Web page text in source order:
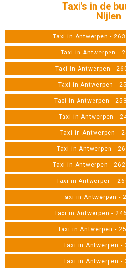
Taxi's in de
Nijlen
Taxi in Antwerpen -
Taxi in Antwerpen -
Taxi in Antwerpen -
Taxi in Antwerpen -
Taxi in Antwerpen -
Taxi in Antwerpen -
Taxi in Antwerpen -
Taxi in Antwerpen -
Taxi in Antwerpen -
Taxi in Antwerpen -
Taxi in Antwerpen -
Taxi in Antwerpen -
Taxi in Antwerpen -
Taxi in Antwerpen -
Taxi in Antwerpen -